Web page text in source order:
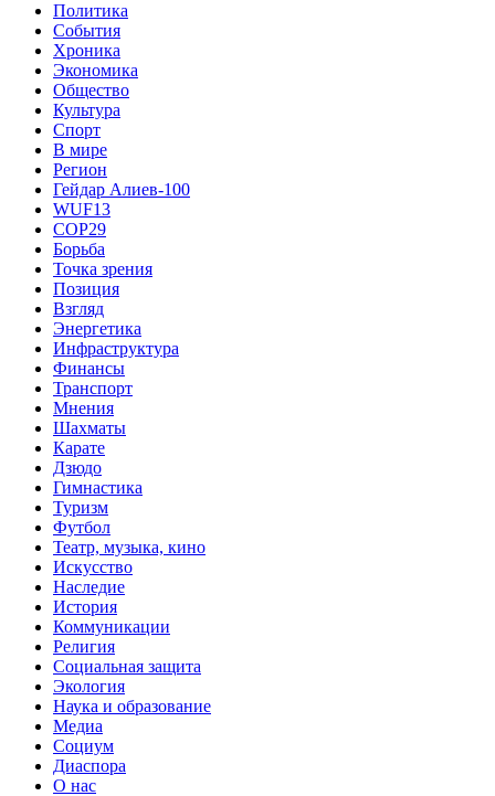
Политика
События
Хроника
Экономика
Общество
Культура
Спорт
В мире
Регион
Гейдар Алиев-100
WUF13
COP29
Борьба
Точка зрения
Позиция
Взгляд
Энергетика
Инфраструктура
Финансы
Транспорт
Мнения
Шахматы
Карате
Дзюдо
Гимнастика
Туризм
Футбол
Театр, музыка, кино
Искусство
Наследие
История
Коммуникации
Религия
Социальная защита
Экология
Наука и образование
Медиа
Социум
Диаспора
О нас